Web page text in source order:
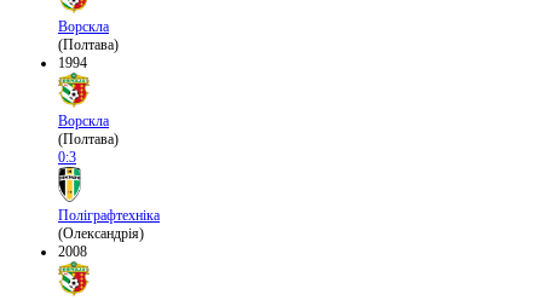
Ворскла
(Полтава)
1994
Ворскла
(Полтава)
0:3
Поліграфтехніка
(Олександрія)
2008